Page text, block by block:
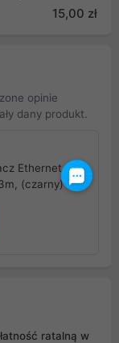
10CU-
15,00 zł
opinie
dany produkt.
Ethernet
(czarny)
ratalną w